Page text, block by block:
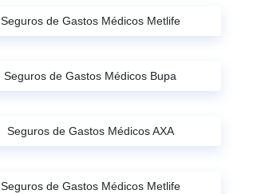
Seguros de Gastos Médicos Metlife
Seguros de Gastos Médicos Bupa
Seguros de Gastos Médicos AXA
Seguros de Gastos Médicos Metlife